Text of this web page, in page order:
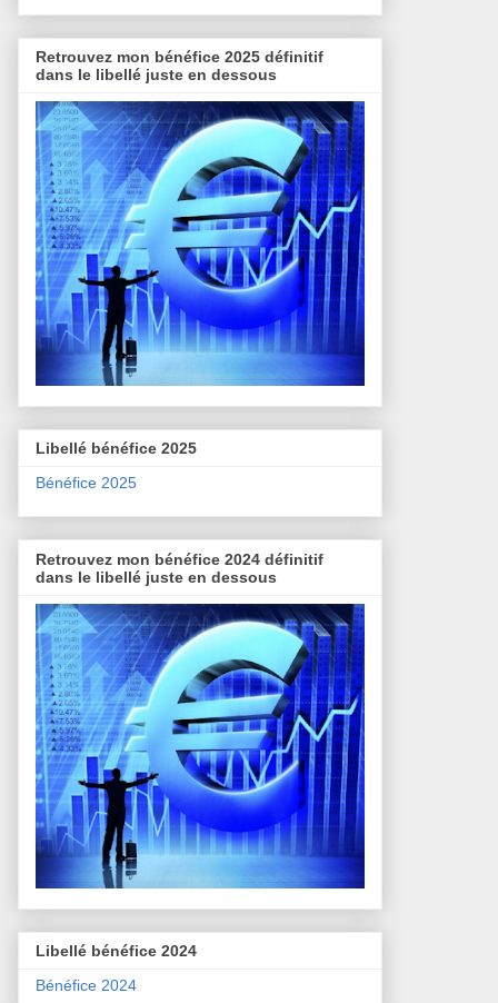
Retrouvez mon bénéfice 2025 définitif
dans le libellé juste en dessous
Libellé bénéfice 2025
Bénéfice 2025
Retrouvez mon bénéfice 2024 définitif
dans le libellé juste en dessous
Libellé bénéfice 2024
Bénéfice 2024